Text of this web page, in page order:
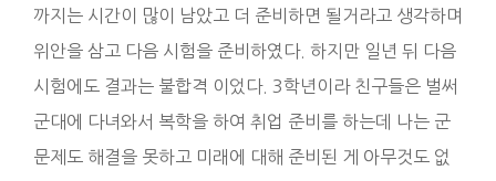
까지는 시간이 많이 남았고 더 준비하면 될거라고 생각하며
위안을 삼고 다음 시험을 준비하였다. 하지만 일년 뒤 다음
시험에도 결과는 불합격 이었다. 3학년이라 친구들은 벌써
군대에 다녀와서 복학을 하여 취업 준비를 하는데 나는 군
문제도 해결을 못하고 미래에 대해 준비된 게 아무것도 없